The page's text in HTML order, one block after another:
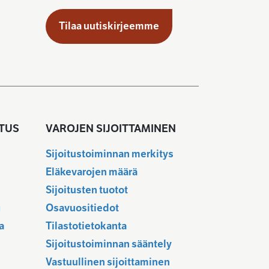
Tilaa uutiskirjeemme
VAROJEN SIJOITTAMINEN
Sijoitustoiminnan merkitys
Eläkevarojen määrä
Sijoitusten tuotot
Osavuositiedot
Tilastotietokanta
Sijoitustoiminnan sääntely
Vastuullinen sijoittaminen